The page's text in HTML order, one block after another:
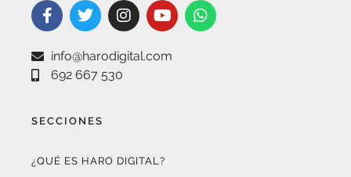
info@harodigital.com
692 667 530
SECCIONES
¿QUÉ ES HARO DIGITAL?